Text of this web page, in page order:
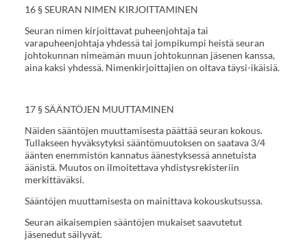
16 § SEURAN NIMEN KIRJOITTAMINEN
Seuran nimen kirjoittavat puheenjohtaja tai
varapuheenjohtaja yhdessä tai jompikumpi heistä seuran
johtokunnan nimeämän muun johtokunnan jäsenen kanssa,
aina kaksi yhdessä. Nimenkirjoittajien on oltava täysi-ikäisiä.
17 § SÄÄNTÖJEN MUUTTAMINEN
Näiden sääntöjen muuttamisesta päättää seuran kokous.
Tullakseen hyväksytyksi sääntömuutoksen on saatava 3/4
äänten enemmistön kannatus äänestyksessä annetuista
äänistä. Muutos on ilmoitettava yhdistysrekisteriin
merkittäväksi.
Sääntöjen muuttamisesta on mainittava kokouskutsussa.
Seuran aikaisempien sääntöjen mukaiset saavutetut
jäsenedut säilyvät.